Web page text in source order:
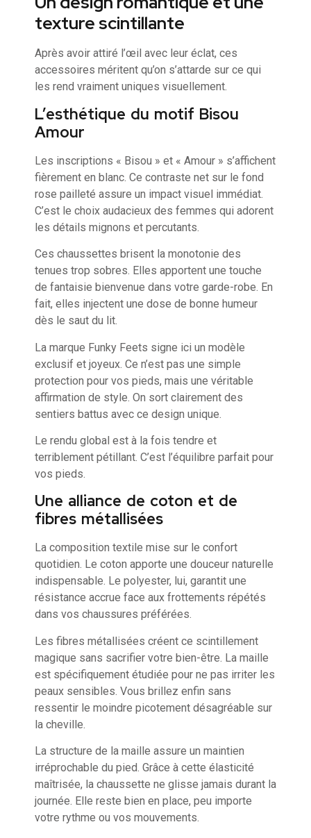
texture scintillante
Après avoir attiré l’œil avec leur éclat, ces
accessoires méritent qu’on s’attarde sur ce qui
les rend vraiment uniques visuellement.
L’esthétique du motif Bisou
Amour
Les inscriptions « Bisou » et « Amour » s’affichent
fièrement en blanc. Ce contraste net sur le fond
rose pailleté assure un impact visuel immédiat.
C’est le choix audacieux des femmes qui adorent
les détails mignons et percutants.
Ces chaussettes brisent la monotonie des
tenues trop sobres. Elles apportent une touche
de fantaisie bienvenue dans votre garde-robe. En
fait, elles injectent une dose de bonne humeur
dès le saut du lit.
La marque Funky Feets signe ici un modèle
exclusif et joyeux. Ce n’est pas une simple
protection pour vos pieds, mais une véritable
affirmation de style. On sort clairement des
sentiers battus avec ce design unique.
Le rendu global est à la fois tendre et
terriblement pétillant. C’est l’équilibre parfait pour
vos pieds.
Une alliance de coton et de
fibres métallisées
La composition textile mise sur le confort
quotidien. Le coton apporte une douceur naturelle
indispensable. Le polyester, lui, garantit une
résistance accrue face aux frottements répétés
dans vos chaussures préférées.
Les fibres métallisées créent ce scintillement
magique sans sacrifier votre bien-être. La maille
est spécifiquement étudiée pour ne pas irriter les
peaux sensibles. Vous brillez enfin sans
ressentir le moindre picotement désagréable sur
la cheville.
La structure de la maille assure un maintien
irréprochable du pied. Grâce à cette élasticité
maîtrisée, la chaussette ne glisse jamais durant la
journée. Elle reste bien en place, peu importe
votre rythme ou vos mouvements.